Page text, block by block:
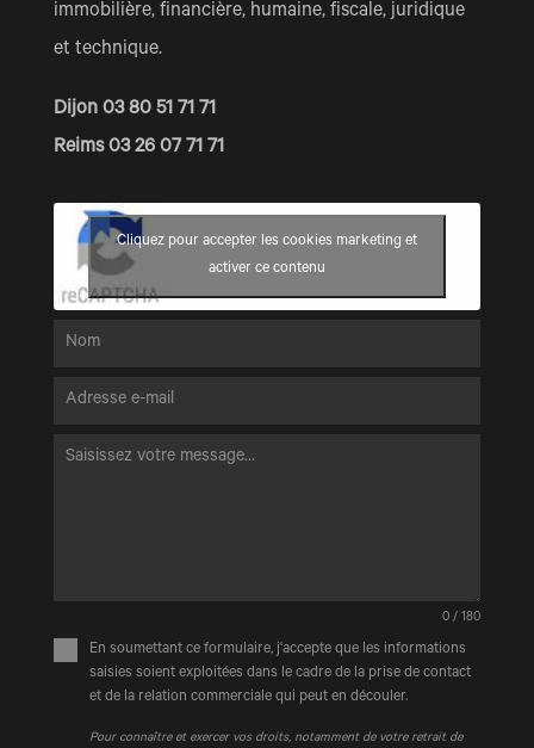
immobilière, financière, humaine, fiscale, juridique
et technique.
Dijon 03 80 51 71 71
Reims 03 26 07 71 71
Cliquez pour accepter les cookies marketing et
activer ce contenu
0 / 180
En soumettant ce formulaire, j'accepte que les informations
saisies soient exploitées dans le cadre de la prise de contact
et de la relation commerciale qui peut en découler.
Pour connaître et exercer vos droits, notamment de votre retrait de